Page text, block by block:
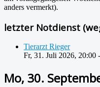
anders vermerkt).
letzter Notdienst
Tierarzt Rieger
Fr, 31. Juli 2026, 20:00 -
Mo, 30.